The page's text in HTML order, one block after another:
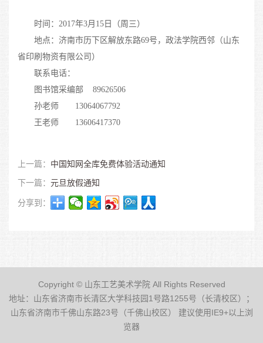
时间： 2017年3月 15 日（周三）
地点：济南市历下区解放东路69号，政法学院西邻（山东
省印刷物资有限公司）
联系电话：
图书馆采编部
89626506
孙老师
13064067792
王老师
13606417370
上一篇： 中国知网全库免费体验活动通知
下一篇： 元旦放假通知
分享到：
Copyright © 山东工艺美术学院 All Rights Reserved
地址：山东省济南市长清区大学科技园1号路1255号（长清校区）；
山东省济南市千佛山东路23号（千佛山校区） 建议使用IE9+以上浏
览器